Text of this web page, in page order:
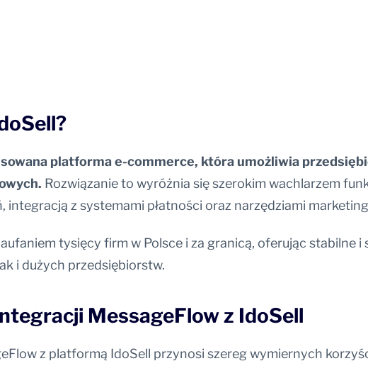
platforma e-commerce, która umożliwia
Rozwiązanie to wyróżnia się szerokim wachlarzem
integracją z systemami płatności oraz narzędziami
tysięcy firm w Polsce i za granicą, oferując
i dużych przedsiębiorstw.
MessageFlow z IdoSell
z platformą IdoSell przynosi szereg wymiernych